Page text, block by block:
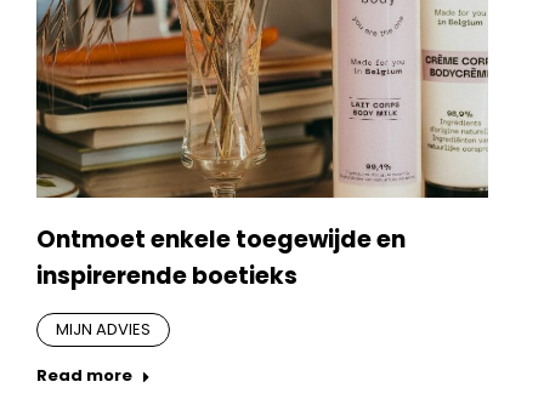
Ontmoet enkele toegewijde en
inspirerende boetieks
MIJN ADVIES
Read more